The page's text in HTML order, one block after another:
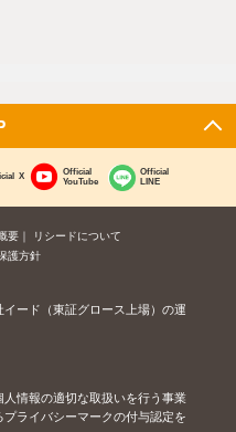
X
Official
YouTube
Official
LINE
要
リシードについて
護方針
イード（東証グロース上場）の運
情報の適切な取扱いを行う事業
ライバシーマークの付与認定を